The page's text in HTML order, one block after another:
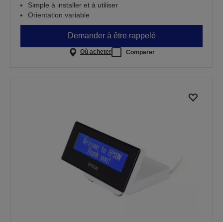
Simple à installer et à utiliser
Orientation variable
Demander à être rappelé
Où acheter Comparer